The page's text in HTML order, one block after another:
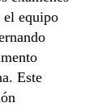
el equipo
Este